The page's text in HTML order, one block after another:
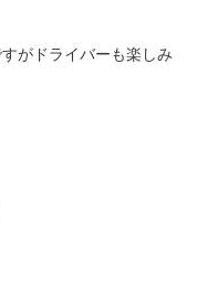
がドライバーも楽しみ